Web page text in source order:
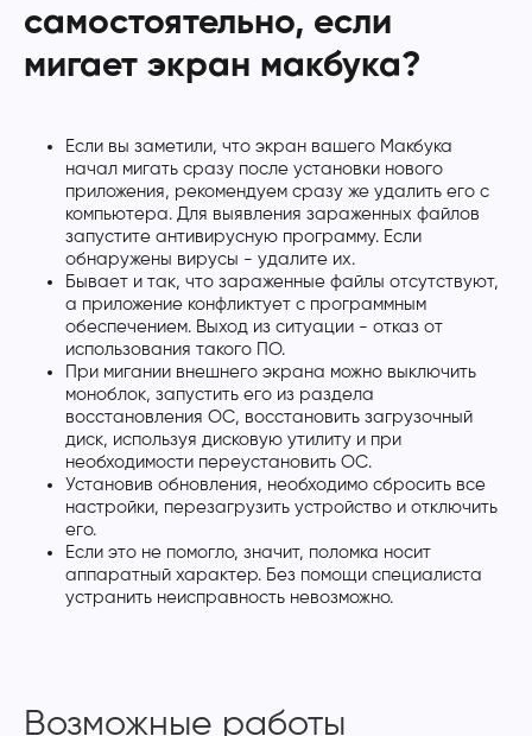
самостоятельно, если
мигает экран макбука?
Если вы заметили, что экран вашего Макбука
начал мигать сразу после установки нового
приложения, рекомендуем сразу же удалить его с
компьютера. Для выявления зараженных файлов
запустите антивирусную программу. Если
обнаружены вирусы - удалите их.
Бывает и так, что зараженные файлы отсутствуют,
а приложение конфликтует с программным
обеспечением. Выход из ситуации - отказ от
использования такого ПО.
При мигании внешнего экрана можно выключить
моноблок, запустить его из раздела
восстановления ОС, восстановить загрузочный
диск, используя дисковую утилиту и при
необходимости переустановить ОС.
Установив обновления, необходимо сбросить все
настройки, перезагрузить устройство и отключить
его.
Если это не помогло, значит, поломка носит
аппаратный характер. Без помощи специалиста
устранить неисправность невозможно.
Возможные работы